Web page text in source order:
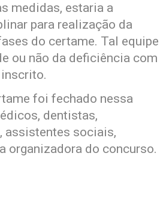
medidas, estaria a
para realização da
do certame. Tal equipe
ou não da deficiência com
foi fechado nessa
dentistas,
assistentes sociais,
organizadora do concurso.